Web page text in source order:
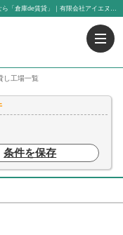
埼玉県 貸工場 ｜貸し倉庫・貸し工場一覧｜貸し倉庫、貸し工場なら「倉庫de賃貸」｜有限会社アイエヌジー・トゥエンティーワン
し工場一覧
条件を保存